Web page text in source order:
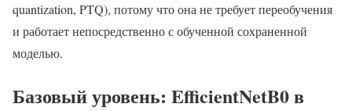
quantization, PTQ), потому что она не требует переобучения
и работает непосредственно с обученной сохраненной
моделью.
Базовый уровень: EfficientNetB0 в